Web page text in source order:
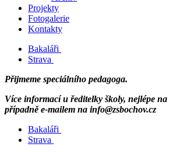
Projekty
Fotogalerie
Kontakty
Bakaláři
Strava
Přijmeme speciálního pedagoga.
Více informací u ředitelky školy, nejlépe na
případně e-mailem na info@zsbochov.cz
Bakaláři
Strava